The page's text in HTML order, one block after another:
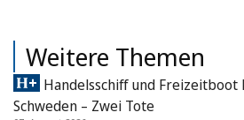
Weitere Themen
Handelsschiff und
Schweden – Zwei Tote